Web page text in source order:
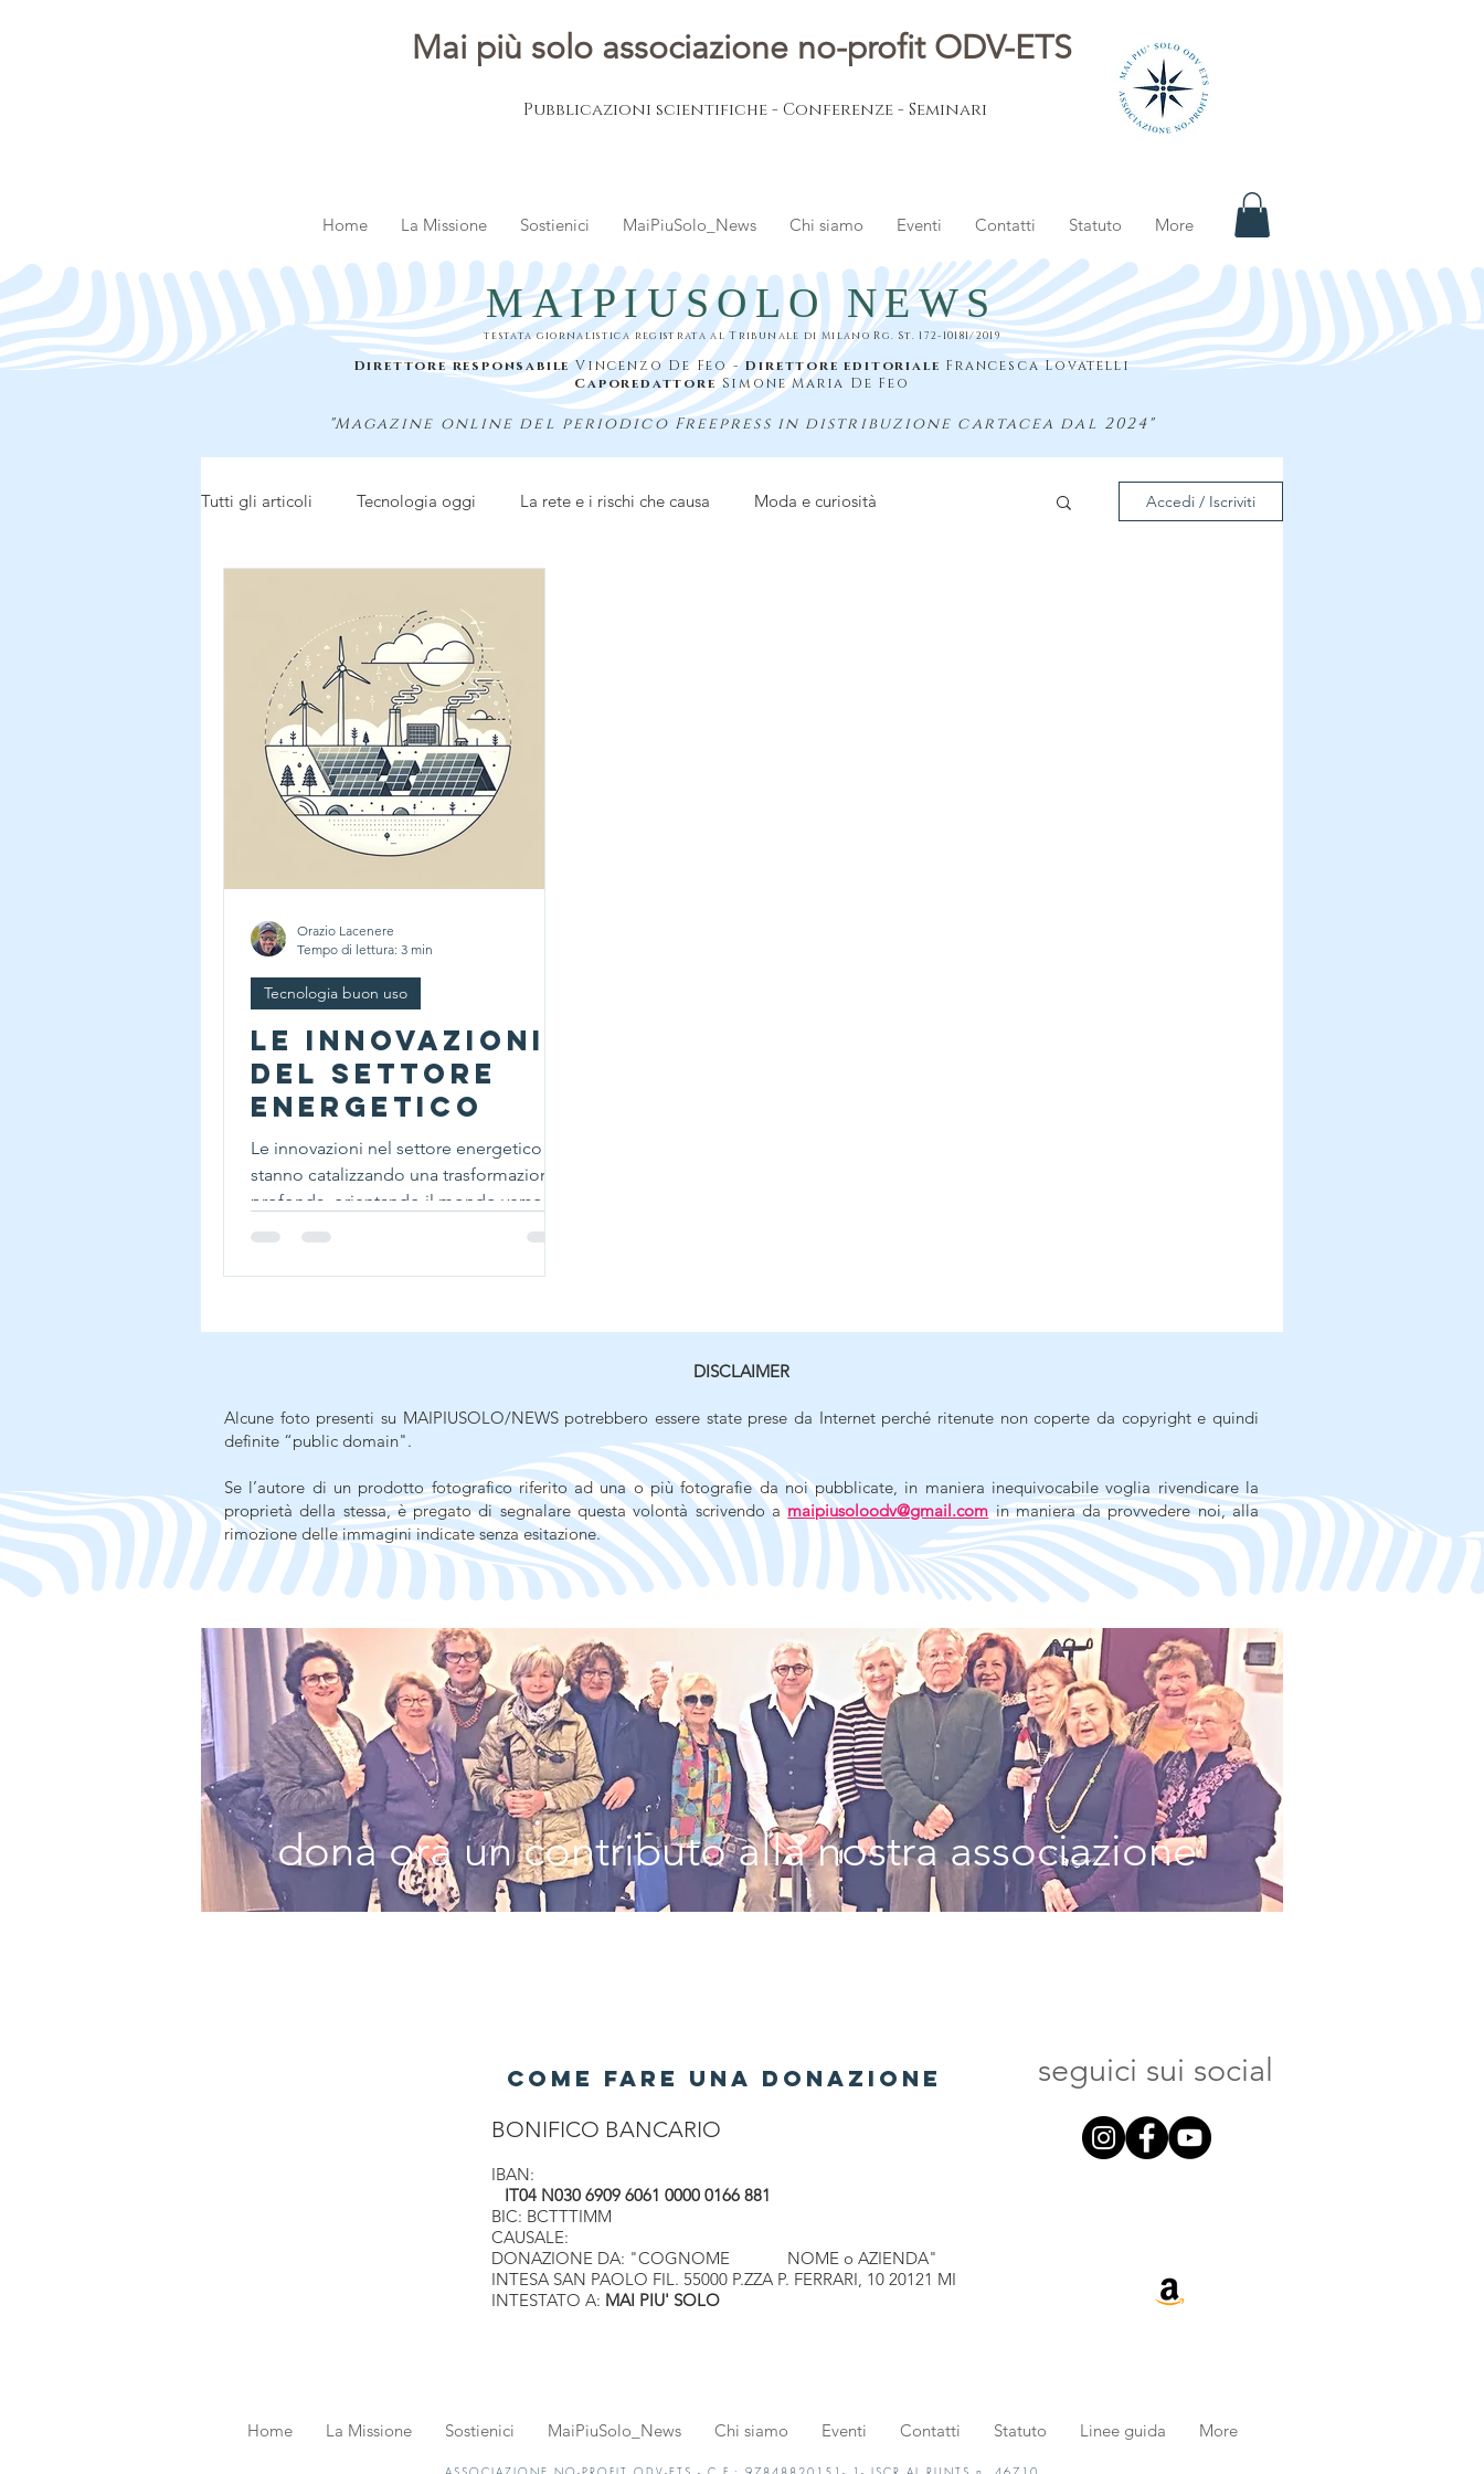
Mai più solo associazione no-profit ODV-ETS
Pubblicazioni scientifiche - Conferenze - Seminari
Home La Missione Sostienici MaiPiuSolo_News Chi siamo Eventi Contatti Statuto More
MAIPIUSOLO NEWS
testata giornalistica registrata al Tribunale di Milano Rg. St. 172-10181/2019
Direttore responsabileVincenzo De Feo -Direttore editoriale Francesca Lovatelli
Caporedattore Simone Maria De Feo
"Magazine online del periodico Freepress in distribuzione cartacea dal 2024"
Tutti gli articoli Tecnologia oggi La rete e i rischi che causa Moda e curiosità
Notizie dal mondo
Accedi / Iscriviti
Le innovazioni
del settore
energetico
Le innovazioni nel settore energetico
stanno catalizzando una trasformazione
profonda, orientando il mondo verso
fonti di energia più...
Tecnologia buon uso
Orazio Lacenere
Tempo di lettura: 3 min
DISCLAIMER
Alcune foto presenti su MAIPIUSOLO/NEWS potrebbero essere state prese da Internet perché ritenute non coperte da copyright e quindi
definite “public domain".
Se l’autore di un prodotto fotografico riferito ad una o più fotografie da noi pubblicate, in maniera inequivocabile voglia rivendicare la
proprietà della stessa, è pregato di segnalare questa volontà scrivendo amaipiusoloodv@gmail.comin maniera da provvedere noi, alla
rimozione delle immagini indicate senza esitazione.
dona ora un contributo alla nostra associazione
COME FARE UNA DONAZIONE
BONIFICO BANCARIO
IBAN:
IT04 N030 6909 6061 0000 0166 881
BIC: BCTTTIMM
CAUSALE:
DONAZIONE DA: "COGNOME NOME o AZIENDA"
INTESA SAN PAOLO FIL. 55000 P.ZZA P. FERRARI, 10 20121 MI
INTESTATO A: MAI PIU' SOLO
seguici sui social
Home La Missione Sostienici MaiPiuSolo_News Chi siamo Eventi Contatti Statuto Linee guida More